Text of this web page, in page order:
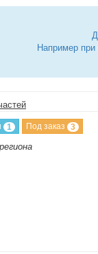
Например при
1 Под заказ 3